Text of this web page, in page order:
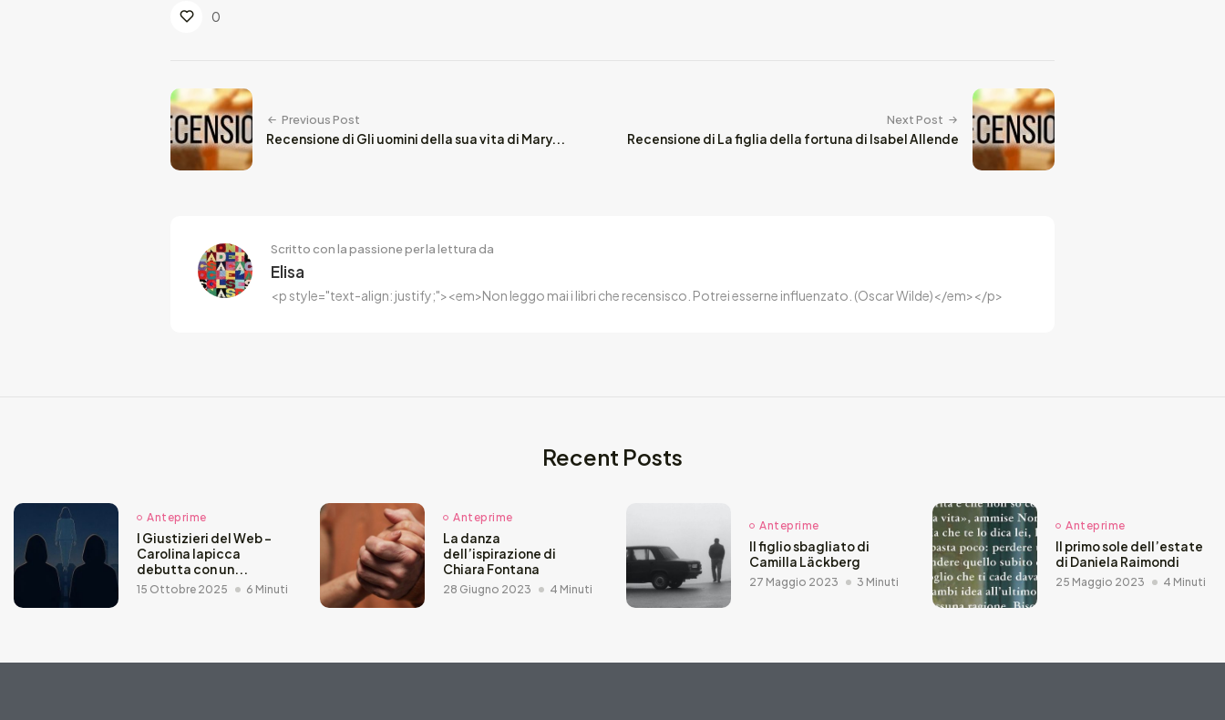
0
Previous Post
Recensione di Gli uomini della sua vita di Mary...
Next Post
Recensione di La figlia della fortuna di Isabel Allende
Scritto con la passione per la lettura da
Elisa
<p style="text-align: justify;"><em>Non leggo mai i libri che recensisco. Potrei esserne influenzato. (Oscar Wilde)</em></p>
Recent Posts
Anteprime
I Giustizieri del Web –
Carolina Iapicca
debutta con un...
15 Ottobre 2025 6 Minuti
Anteprime
La danza
dell’ispirazione di
Chiara Fontana
28 Giugno 2023 4 Minuti
Anteprime
Il figlio sbagliato di
Camilla Läckberg
27 Maggio 2023 3 Minuti
Anteprime
Il primo sole dell’estate
di Daniela Raimondi
25 Maggio 2023 4 Minuti